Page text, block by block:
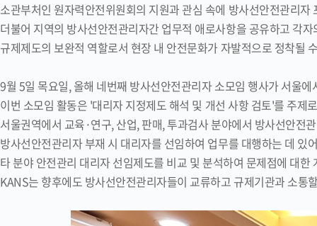
소관부처인 원자력안전위원회의 지원과 관심 속에 방사선안전관리자
더불어 지역의 방사선안전관리자간 업무적 애로사항을 공유하고 각
규제제도의 보완적 역할로서 현장 내 안전문화가 자발적으로 정착될
9월 5일 목요일, 올해 네번째 방사선안전관리자 소모임 행사가 서울에
이번 소모임 활동은 '대리자 지정제도 해석 및 개선 사항 검토'를 주제
서울권역에서 교육·연구, 산업, 판매, 투과검사 분야에서 방사선안
방사선안전관리자 부재 시 대리자를 선임하여 업무를 대행하는 데
타 분야 안전관리 대리자 선임제도를 비교 및 분석하여 문제점에 대
KANS는 향후에도 방사선안전관리자들이 교류하고 규제기관과 소